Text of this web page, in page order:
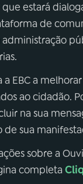
que estará
de
EBC a
ao cidadão.
na sua
sua
sobre a
completa